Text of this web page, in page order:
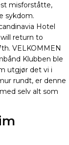
misforståtte,
sykdom.
Hotel
return to
VELKOMMEN
Klubben ble
utgjør det vi i
rundt, er denne
selv alt som